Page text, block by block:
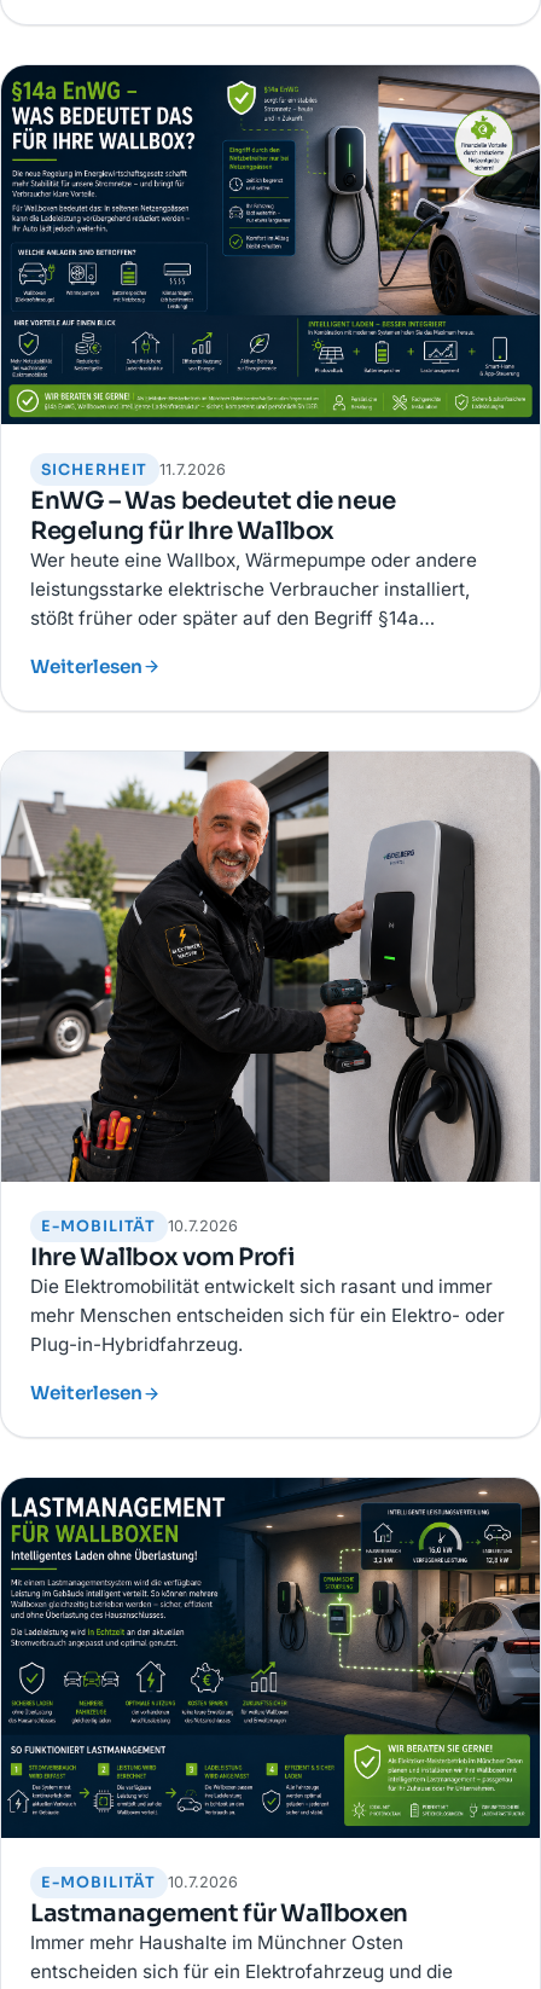
SICHERHEIT 11.7.2026
EnWG – Was bedeutet die neue
Regelung für Ihre Wallbox
Wer heute eine Wallbox, Wärmepumpe oder andere
leistungsstarke elektrische Verbraucher installiert,
stößt früher oder später auf den Begriff §14a
Weiterlesen
E-MOBILITÄT 10.7.2026
Ihre Wallbox vom Profi
Die Elektromobilität entwickelt sich rasant und immer
mehr Menschen entscheiden sich für ein Elektro- oder
Plug-in-Hybridfahrzeug.
Weiterlesen
E-MOBILITÄT 10.7.2026
Lastmanagement für Wallboxen
Immer mehr Haushalte im Münchner Osten
entscheiden sich für ein Elektrofahrzeug und die